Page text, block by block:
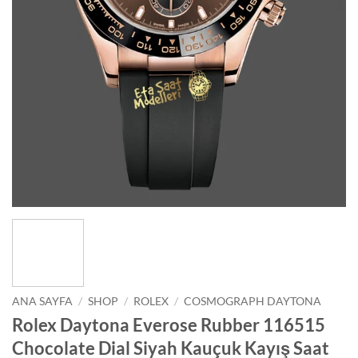
ANA SAYFA / SHOP / ROLEX / COSMOGRAPH DAYTONA
Rolex Daytona Everose Rubber 116515
Chocolate Dial Siyah Kauçuk Kayış Saat